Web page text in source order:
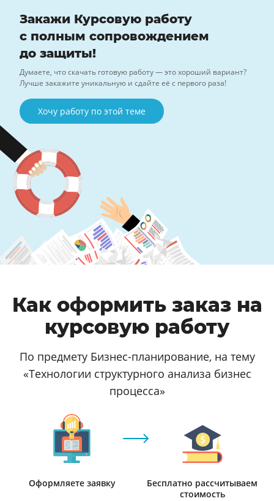
Закажи Курсовую работу
с полным сопровождением
до защиты!
Думаете, что скачать готовую работу — это хороший вариант?
Лучше закажите уникальную и сдайте её с первого раза!
Хочу работу по этой теме
Как оформить заказ на
курсовую работу
По предмету Бизнес-планирование, на тему
«Технологии структурного анализа бизнес
процесса»
Оформляете заявку
Бесплатно рассчитываем
стоимость